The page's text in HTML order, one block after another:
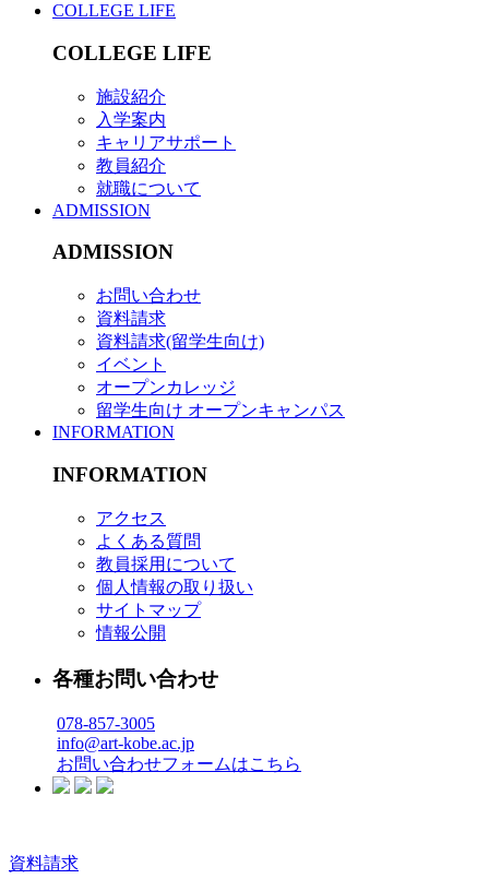
COLLEGE LIFE
COLLEGE LIFE
施設紹介
入学案内
キャリアサポート
教員紹介
就職について
ADMISSION
ADMISSION
お問い合わせ
資料請求
資料請求(留学生向け)
イベント
オープンカレッジ
留学生向け オープンキャンパス
INFORMATION
INFORMATION
アクセス
よくある質問
教員採用について
個人情報の取り扱い
サイトマップ
情報公開
各種お問い合わせ
078-857-3005
info@art-kobe.ac.jp
お問い合わせフォームはこちら
資料請求